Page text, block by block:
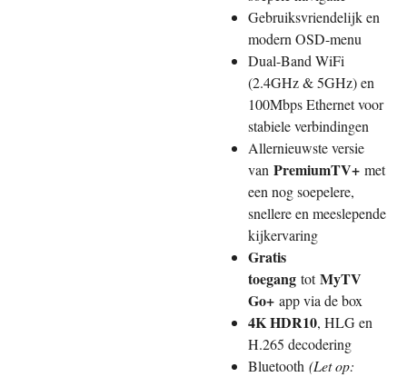
Gebruiksvriendelijk en
modern OSD-menu
Dual-Band WiFi
(2.4GHz & 5GHz) en
100Mbps Ethernet voor
stabiele verbindingen
Allernieuwste versie
van PremiumTV+ met
een nog soepelere,
snellere en meeslepende
kijkervaring
Gratis
toegang totMyTV
Go+ app via de box
4K HDR10, HLG en
H.265 decodering
Bluetooth (Let op: